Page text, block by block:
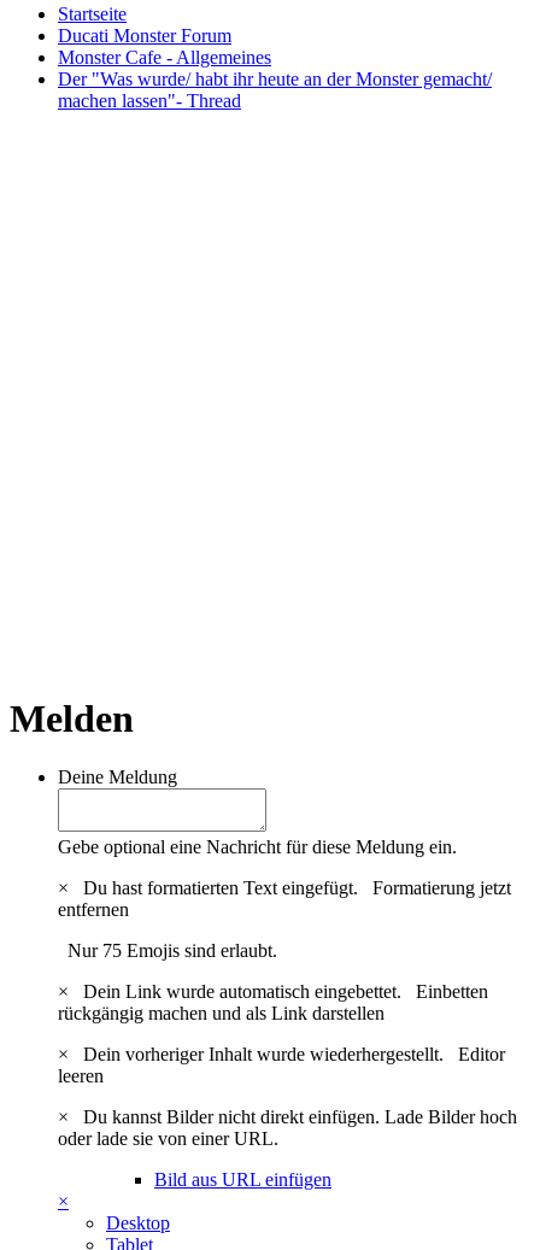
Startseite
Ducati Monster Forum
Monster Cafe - Allgemeines
Der "Was wurde/ habt ihr heute an der Monster gemacht/
machen lassen"- Thread
Melden
Deine Meldung
Gebe optional eine Nachricht für diese Meldung ein.
×
Du hast formatierten Text eingefügt. Formatierung jetzt
entfernen
Nur 75 Emojis sind erlaubt.
×
Dein Link wurde automatisch eingebettet. Einbetten
rückgängig machen und als Link darstellen
×
Dein vorheriger Inhalt wurde wiederhergestellt. Editor
leeren
×
Du kannst Bilder nicht direkt einfügen. Lade Bilder hoch
oder lade sie von einer URL.
Bild aus URL einfügen
×
Desktop
Tablet